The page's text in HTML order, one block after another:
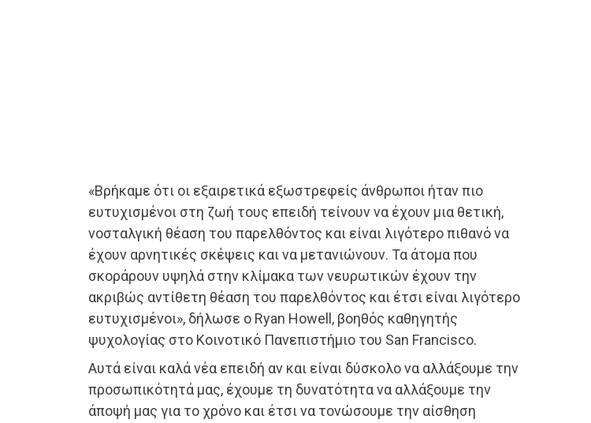
«Βρήκαμε ότι οι εξαιρετικά εξωστρεφείς άνθρωποι ήταν πιο
ευτυχισμένοι στη ζωή τους επειδή τείνουν να έχουν μια θετική,
νοσταλγική θέαση του παρελθόντος και είναι λιγότερο πιθανό να
έχουν αρνητικές σκέψεις και να μετανιώνουν. Τα άτομα που
σκοράρουν υψηλά στην κλίμακα των νευρωτικών έχουν την
ακριβώς αντίθετη θέαση του παρελθόντος και έτσι είναι λιγότερο
ευτυχισμένοι», δήλωσε ο Ryan Howell, βοηθός καθηγητής
ψυχολογίας στο Κοινοτικό Πανεπιστήμιο του San Francisco.
Αυτά είναι καλά νέα επειδή αν και είναι δύσκολο να αλλάξουμε την
προσωπικότητά μας, έχουμε τη δυνατότητα να αλλάξουμε την
άποψή μας για το χρόνο και έτσι να τονώσουμε την αίσθηση